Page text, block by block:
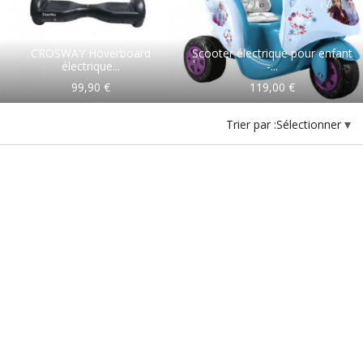
CROSWAY Hoverboard
électrique...
99,90 €
Scooter électrique pour enfant
-...
119,00 €
Trier par :Sélectionner